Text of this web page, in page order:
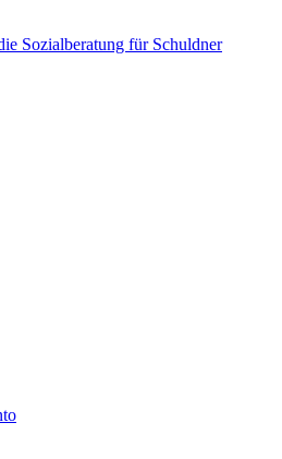
Sozialberatung für Schuldner